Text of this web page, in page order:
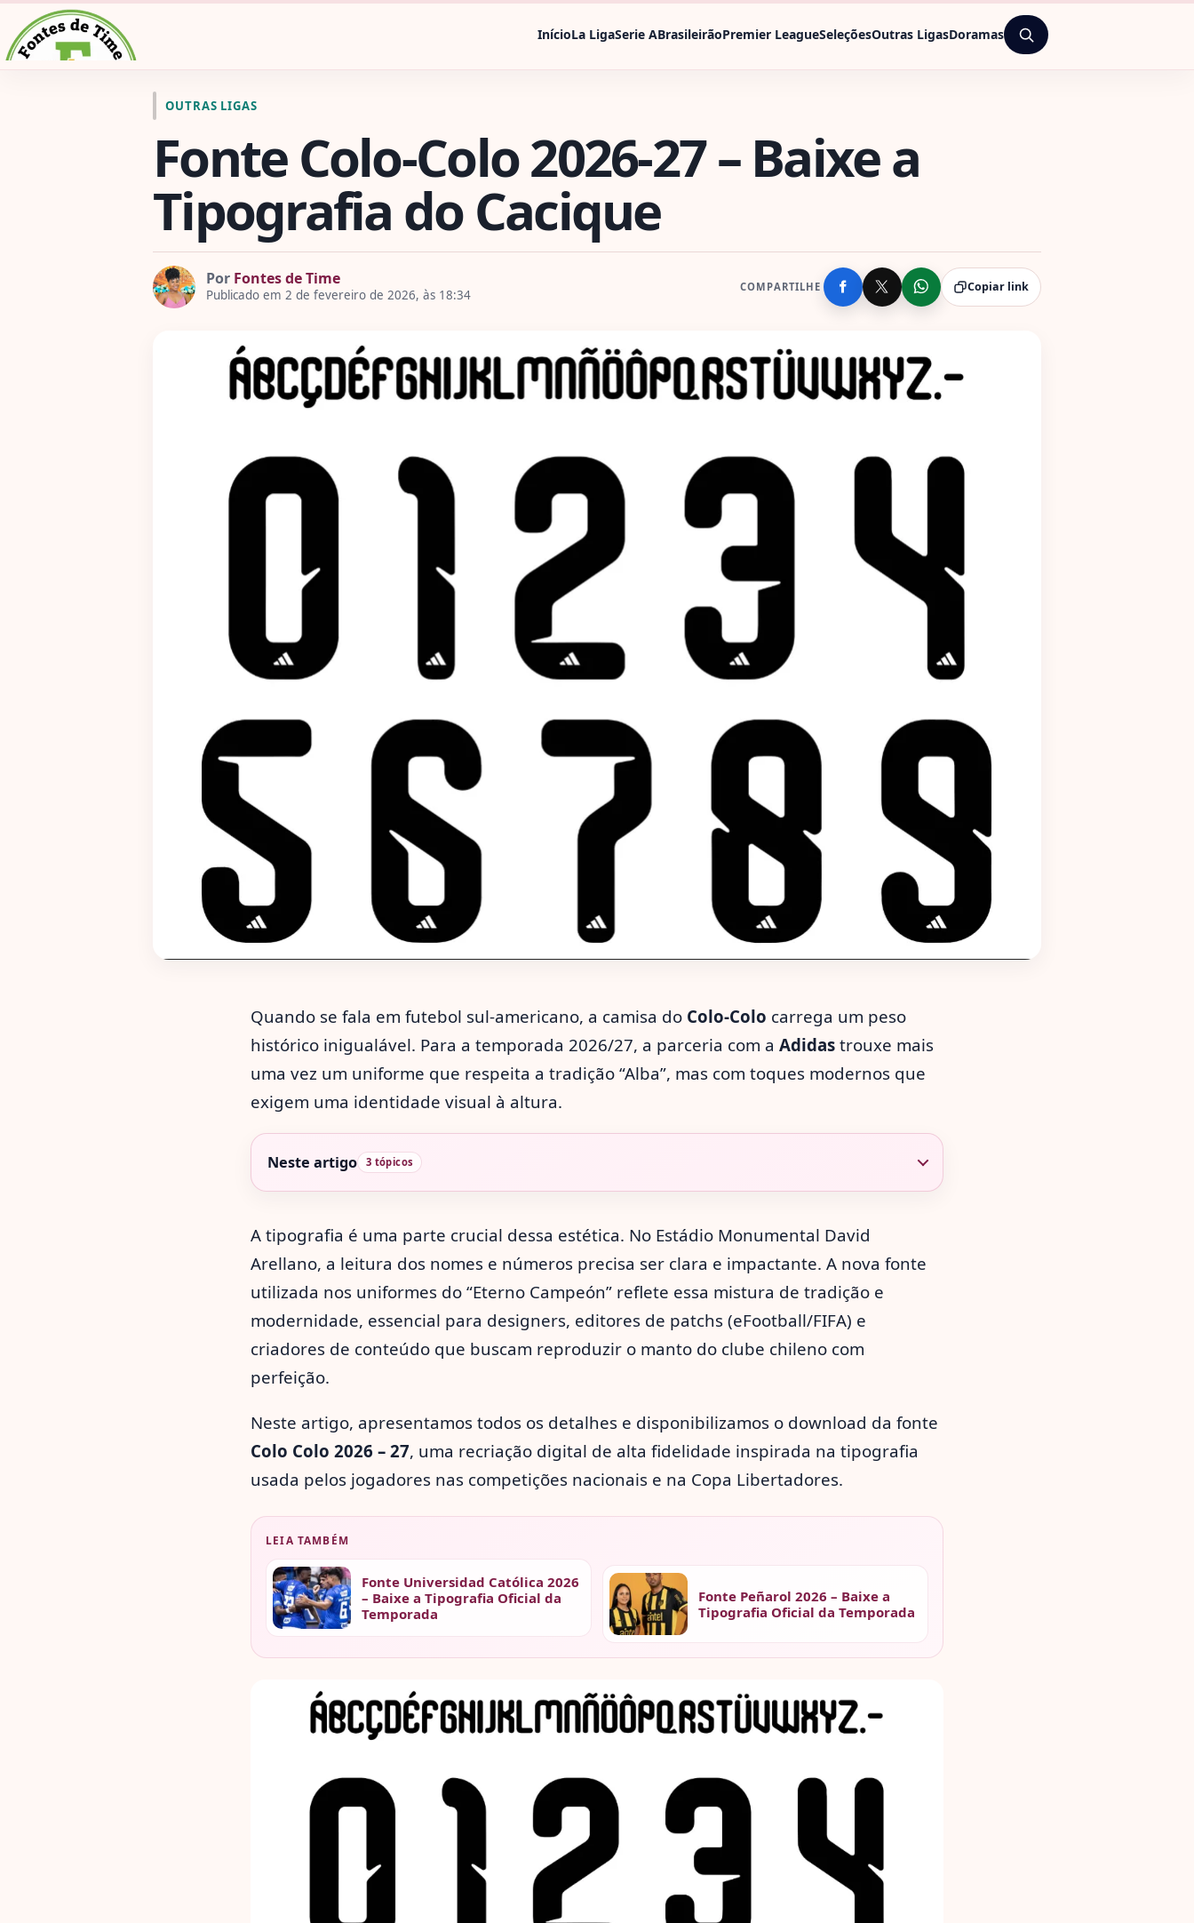
Pular para o conteúdo
Ir para a página inicial de Fontes de Time
InícioLa LigaSerie ABrasileirãoPremier LeagueSeleçõesOutras LigasDoramas
OUTRAS LIGAS
Fonte Colo-Colo 2026-27 – Baixe a
Tipografia do Cacique
Por Fontes de Time
Publicado em 2 de fevereiro de 2026, às 18:34
COMPARTILHE Copiar link
Quando se fala em futebol sul-americano, a camisa do Colo-Colo carrega um peso
histórico inigualável. Para a temporada 2026/27, a parceria com a Adidas trouxe mais
uma vez um uniforme que respeita a tradição “Alba”, mas com toques modernos que
exigem uma identidade visual à altura.
Neste artigo 3 tópicos
A tipografia é uma parte crucial dessa estética. No Estádio Monumental David
Arellano, a leitura dos nomes e números precisa ser clara e impactante. A nova fonte
utilizada nos uniformes do “Eterno Campeón” reflete essa mistura de tradição e
modernidade, essencial para designers, editores de patchs (eFootball/FIFA) e
criadores de conteúdo que buscam reproduzir o manto do clube chileno com
perfeição.
Neste artigo, apresentamos todos os detalhes e disponibilizamos o download da fonte
Colo Colo 2026 – 27, uma recriação digital de alta fidelidade inspirada na tipografia
usada pelos jogadores nas competições nacionais e na Copa Libertadores.
LEIA TAMBÉM
Fonte Universidad Católica 2026
– Baixe a Tipografia Oficial da
Temporada
Fonte Peñarol 2026 – Baixe a
Tipografia Oficial da Temporada